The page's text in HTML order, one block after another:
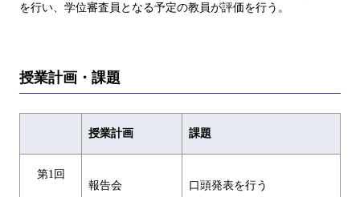
を行い、学位審査員となる予定の教員が評価を行う。
授業計画・課題
授業計画 課題
第1回
報告会
口頭発表を行う